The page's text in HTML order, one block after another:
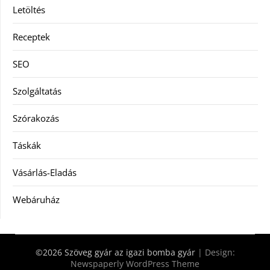
Letöltés
Receptek
SEO
Szolgáltatás
Szórakozás
Táskák
Vásárlás-Eladás
Webáruház
©2026 Szöveg gyár az igazi bomba gyár | Design:
Newspaperly WordPress Theme